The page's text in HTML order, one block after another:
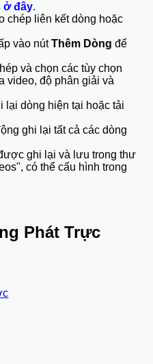
ở đây.
chép liên kết dòng hoặc
vào nútThêm Dòng để
và chọn các tùy chọn
video, độ phân giải và
lại dòng hiện tại hoặc tải
ghi lại tất cả các dòng
ghi lại và lưu trong thư
có thể cấu hình trong
Phát Trực